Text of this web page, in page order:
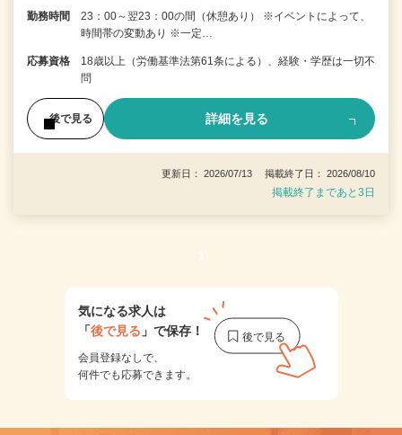
勤務時間
23：00～翌23：00の間（休憩あり） ※イベントによって、
時間帯の変動あり ※一定…
応募資格
18歳以上（労働基準法第61条による）、経験・学歴は一切不
問
後で見る 詳細を見る
更新日： 2026/07/13 掲載終了日： 2026/08/10
掲載終了まであと3日
1
気になる求人は
「後で見る 」で保存！
会員登録なしで、
何件でも応募できます。